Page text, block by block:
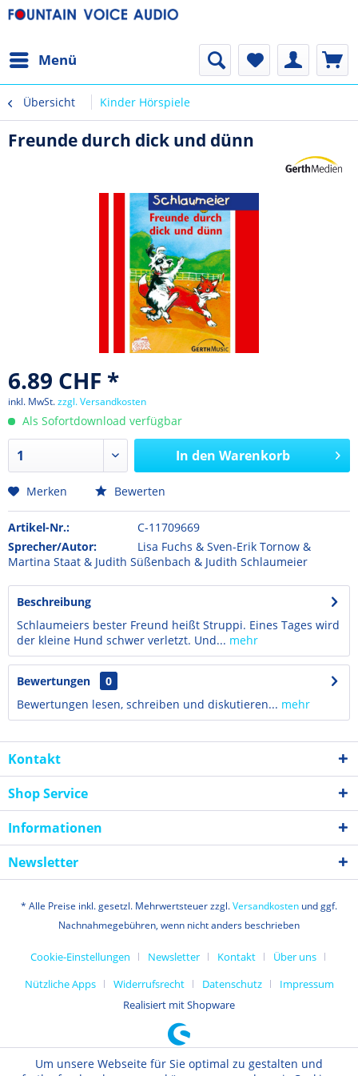
Menü
Übersicht Kinder Hörspiele
Freunde durch dick und dünn
6.89 CHF *
inkl. MwSt.zzgl. Versandkosten
Als Sofortdownload verfügbar
In den Warenkorb
Merken Bewerten
Artikel-Nr.:
C-11709669
Sprecher/Autor:
Lisa Fuchs & Sven-Erik Tornow &
Martina Staat & Judith Süßenbach & Judith Schlaumeier
Beschreibung
Schlaumeiers bester Freund heißt Struppi. Eines Tages wird
der kleine Hund schwer verletzt. Und... mehr
Bewertungen
0
Bewertungen lesen, schreiben und diskutieren... mehr
Kontakt
Shop Service
Informationen
Newsletter
* Alle Preise inkl. gesetzl. Mehrwertsteuer zzgl.Versandkosten und ggf.
Nachnahmegebühren, wenn nicht anders beschrieben
Cookie-Einstellungen Newsletter Kontakt
Über uns
Nützliche Apps
Widerrufsrecht Datenschutz
Impressum
Realisiert mit Shopware
Um unsere Webseite für Sie optimal zu gestalten und